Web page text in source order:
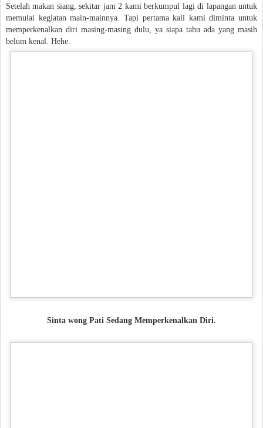
Setelah makan siang, sekitar jam 2 kami berkumpul lagi di lapangan untuk
memulai kegiatan main-mainnya. Tapi pertama kali kami diminta untuk
memperkenalkan diri masing-masing dulu, ya siapa tahu ada yang masih
belum kenal. Hehe.
Sinta wong Pati Sedang Memperkenalkan Diri.